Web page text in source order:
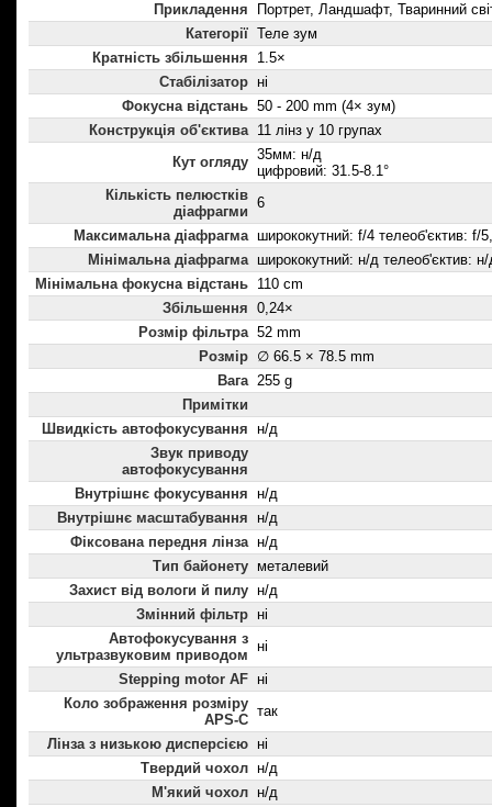
Прикладення
Портрет, Ландшафт, Тваринний
Категорії Теле зум
Кратність збільшення
1.5×
Стабілізатор ні
Фокусна відстань 50 - 200 mm (4× зум)
Конструкція об'єктива 11 лінз у 10 групах
Кут огляду 35мм: н/д
цифровий: 31.5-8.1°
Кількість пелюстків
діафрагми
6
Максимальна діафрагма ширококутний: f/4 телеоб'єктив: f/
Мінімальна діафрагма ширококутний: н/д телеоб'єктив:
Мінімальна фокусна відстань 110 cm
Збільшення 0,24×
Розмір фільтра 52 mm
Розмір ∅ 66.5 × 78.5 mm
Вага 255 g
Примітки
Швидкість автофокусування н/д
Звук приводу
автофокусування
Внутрішнє фокусування н/д
Внутрішнє масштабування
н/д
Фіксована передня лінза н/д
Тип байонету металевий
Захист від вологи й пилу н/д
Змінний фільтр ні
Автофокусування з
ультразвуковим приводом
ні
Stepping motor AF ні
Коло зображення розміру
APS-C
так
Лінза з низькою дисперсією ні
Твердий чохол н/д
М'який чохол н/д